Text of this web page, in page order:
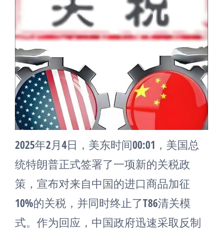
2025年2月4日，美东时间00:01，美国总
统特朗普正式签署了一项新的关税政
策，宣布对来自中国的进口商品加征
10%的关税，并同时终止了T86清关模
式。作为回应，中国政府迅速采取反制